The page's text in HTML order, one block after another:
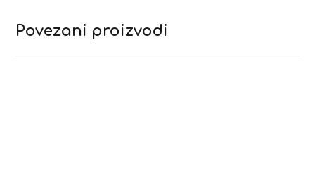
Povezani proizvodi